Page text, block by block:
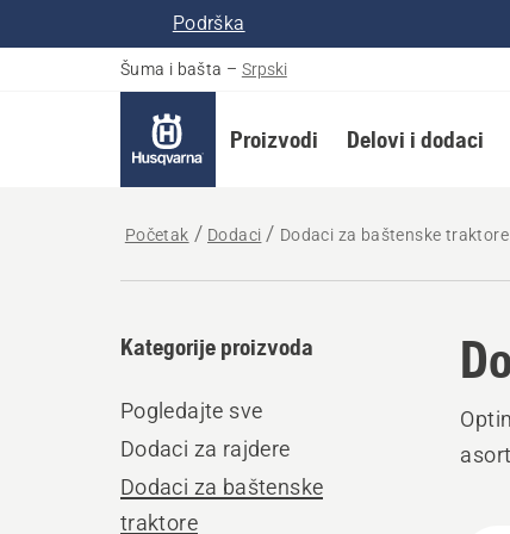
Podrška
Šuma i bašta – Srpski
Proizvodi Delovi i dodaci
Početak Dodaci Dodaci za baštenske traktore
Kategorije proizvoda
Pogledajte sve
Dodaci za rajdere
Dodaci za baštenske
traktore